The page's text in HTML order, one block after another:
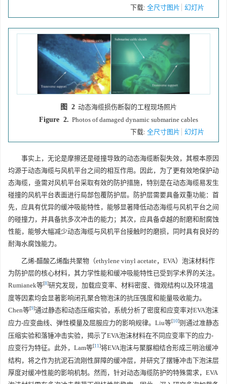
下载: 全尺寸图片 幻灯片
图 2 动态海缆损伤断裂的工程现场照片
Figure 2. Photos of damaged dynamic submarine cables
下载: 全尺寸图片 幻灯片
事实上，无论是摩擦还是碰撞导致的动态海缆断裂失效，其根本原因
均源于动态海缆与风机平台之间的相互作用。因此，为了更有效地保护动
态海缆，亟需对风机平台采取有效的防护措施，特别是在动态海缆易发生
碰撞的风机平台表面进行局部包覆防护层。防护层需要具备双重功能：首
先，应具有优异的缓冲吸能特性，能够显著降低动态海缆与风机平台之间
的碰撞力，并具备抗多次冲击的能力；其次，应具备卓越的耐磨和耐腐蚀
性能，能够大幅减少动态海缆与风机平台接触时的磨损，同时具有良好的
耐海水腐蚀能力。
乙烯-醋酸乙烯酯共聚物（ethylene vinyl acetate，EVA）泡沫材料作
为防护层的核心材料，其力学性能和缓冲吸能特性已受到学术界的关注。
Rumianek等[8]研究发现，加载应变率、材料密度、微观结构以及环境温
度等因素均会显著影响闭孔聚合物泡沫的抗压强度和能量吸收能力。
Chen等[9]通过静态和动态压缩实验，系统分析了密度和应变率对EVA泡沫
应力-应变曲线、弹性模量及屈服应力的影响规律。Liu等[10]则通过准静态
压缩实验和落锤冲击实验，揭示了EVA泡沫材料在不同应变率下的应力-
应变行为特征。此外，Lam等[11]将EVA泡沫与聚脲相结合形成三明治缓冲
结构，将之作为抗泥石流刚性屏障的缓冲层，并研究了摆锤冲击下泡沫层
厚度对缓冲性能的影响机制。然而，针对动态海缆防护的特殊需求，EVA